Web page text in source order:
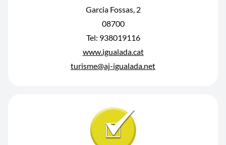
Garcia Fossas, 2
08700
Tel: 938019116
www.igualada.cat
turisme@aj-igualada.net